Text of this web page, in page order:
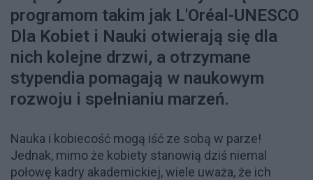
programom takim jak L'Oréal-UNESCO
Dla Kobiet i Nauki otwierają się dla
nich kolejne drzwi, a otrzymane
stypendia pomagają w naukowym
rozwoju i spełnianiu marzeń.
Nauka i kobiecość mogą iść ze sobą w parze!
Jednak, mimo że kobiety stanowią dziś niemal
połowę kadry akademickiej, wiele uważa, że ich